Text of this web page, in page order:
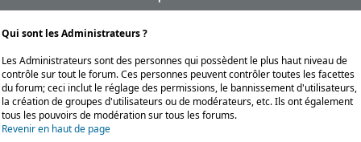
Qui sont les Administrateurs ?
Les Administrateurs sont des personnes qui possèdent le plus haut niveau de
contrôle sur tout le forum. Ces personnes peuvent contrôler toutes les facettes
du forum; ceci inclut le réglage des permissions, le bannissement d'utilisateurs,
la création de groupes d'utilisateurs ou de modérateurs, etc. Ils ont également
tous les pouvoirs de modération sur tous les forums.
Revenir en haut de page